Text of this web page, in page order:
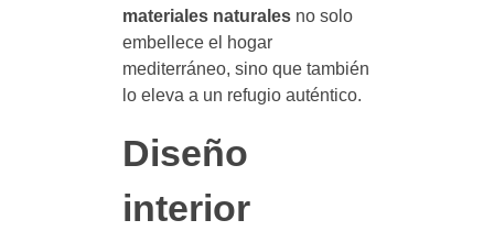
materiales naturalesno solo
embellece el hogar
mediterráneo, sino que también
lo eleva a un refugio auténtico.
Diseño
interior